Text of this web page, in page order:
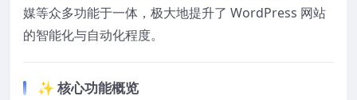
媒等众多功能于一体，极大地提升了 WordPress 网站
的智能化与自动化程度。
✨ 核心功能概览